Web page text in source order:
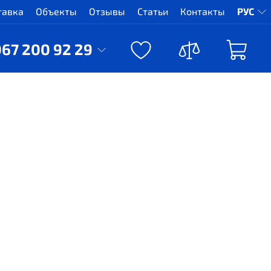
Объекты Отзывы Статьи Контакты РУС
200 92 29